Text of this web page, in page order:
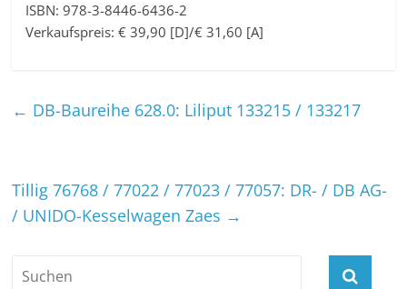
ISBN: 978-3-8446-6436-2
Verkaufspreis: € 39,90 [D]/€ 31,60 [A]
← DB-Baureihe 628.0: Liliput 133215 / 133217
Tillig 76768 / 77022 / 77023 / 77057: DR- / DB AG-
/ UNIDO-Kesselwagen Zaes →